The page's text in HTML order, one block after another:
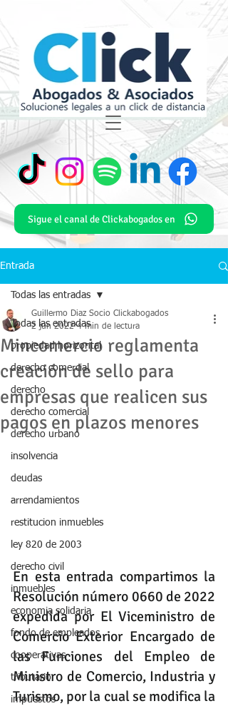
Sigue el canal de Clickabogados en
Entrada
Todas las entradas
propiedad horizontal
derecho comercial
derecho
derecho comercial
derecho urbano
insolvencia
deudas
arrendamientos
restitucion inmuebles
ley 820 de 2003
derecho civil
inmuebles
economia solidaria
fondo de empleados
cooperativas
tributario
impuestos
Todas las entradas
Mincomercio reglamenta
creación de sello para
empresas que realicen sus
pagos en plazos menores
Guillermo Diaz Socio Clickabogados
2 jun 2022 4 min de lectura
En esta entrada compartimos la
Resolución número 0660 de 2022
expedida por El Viceministro de
Comercio Exterior Encargado de
las Funciones del Empleo de
Ministro de Comercio, Industria y
Turismo, por la cual se modifica la